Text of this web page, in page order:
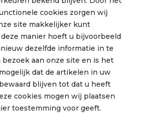
cookies zorgen wij
site makkelijker kunt
manier hoeft u bijvoorbeeld
dezelfde informatie in te
aan onze site en is het
dat de artikelen in uw
blijven tot dat u heeft
cookies mogen wij plaatsen
toestemming voor geeft.